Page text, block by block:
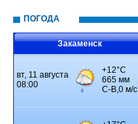
ПОГОДА
Закаменск